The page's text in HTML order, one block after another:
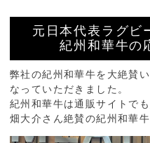
元日本代表ラグビ
紀州和華牛の
弊社の紀州和華牛を大絶賛
なっていただきました。
紀州和華牛は通販サイトで
畑大介さん絶賛の紀州和華